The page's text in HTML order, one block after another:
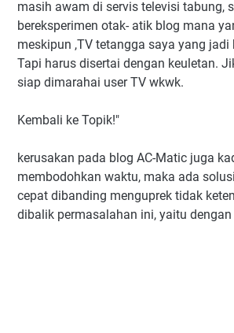
masih awam di servis televisi tabung,
bereksperimen otak- atik blog mana
meskipun ,TV tetangga saya yang jadi
Tapi harus disertai dengan keuletan.
siap dimarahai user TV wkwk.
Kembali ke Topik!"
kerusakan pada blog AC-Matic juga
membodohkan waktu, maka ada
cepat dibanding menguprek tidak
dibalik permasalahan ini, yaitu dengan